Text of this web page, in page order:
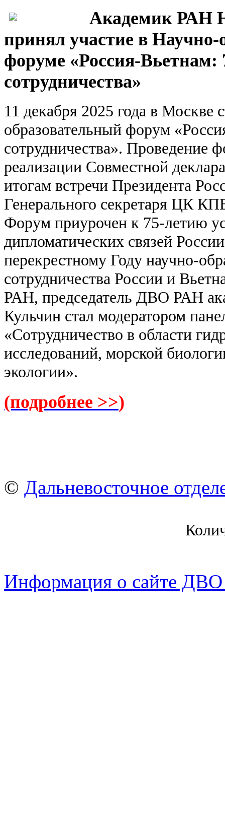
Академик РАН
принял участие в Научно-
форуме «Россия-Вьетнам:
сотрудничества»
11 декабря 2025 года в Москве
образовательный форум
сотрудничества». Проведение
реализации Совместной
итогам встречи Президента
Генерального секретаря ЦК
Форум приурочен к 75-летию
дипломатических связей
перекрестному Году научно-
сотрудничества России и
РАН, председатель ДВО РАН
Кульчин стал модератором
«Сотрудничество в области
исследований, морской
экологии».
(подробнее >>)
© Дальневосточное
Информация о сайте